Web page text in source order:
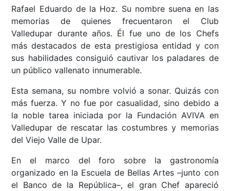
Rafael Eduardo de la Hoz. Su nombre suena en las
memorias de quienes frecuentaron el Club
Valledupar durante años. Él fue uno de los Chefs
más destacados de esta prestigiosa entidad y con
sus habilidades consiguió cautivar los paladares de
un público vallenato innumerable.
Esta semana, su nombre volvió a sonar. Quizás con
más fuerza. Y no fue por casualidad, sino debido a
la noble tarea iniciada por la Fundación AVIVA en
Valledupar de rescatar las costumbres y memorias
del Viejo Valle de Upar.
En el marco del foro sobre la gastronomía
organizado en la Escuela de Bellas Artes –junto con
el Banco de la República–, el gran Chef apareció